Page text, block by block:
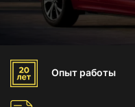
Опыт работы